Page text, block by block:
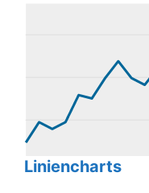
Liniencharts